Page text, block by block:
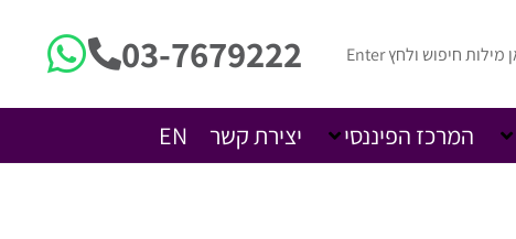
03-7679222
המרכז הפיננסי יצירת קשר EN